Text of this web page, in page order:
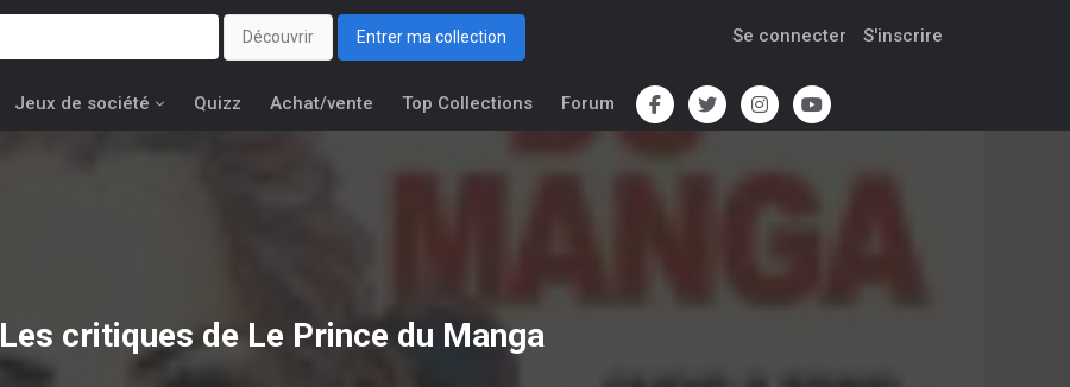
Découvrir Entrer ma collection Se connecter S'inscrire
Jeux de société Quizz Achat/vente Top Collections Forum
Les critiques de Le Prince du Manga